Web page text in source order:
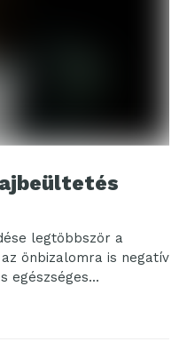
legtöbbször a
önbizalomra is negatív
egészséges...